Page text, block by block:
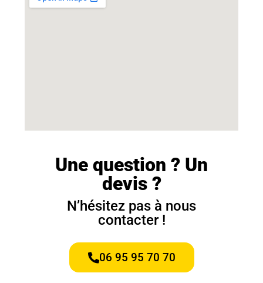
Une question ? Un
devis ?
N’hésitez pas à nous
contacter !
06 95 95 70 70